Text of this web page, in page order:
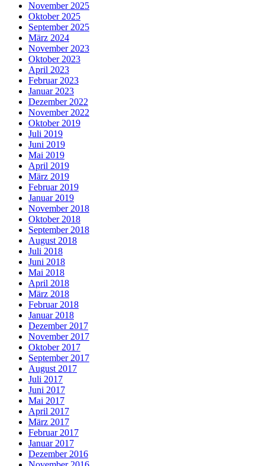
November 2025
Oktober 2025
September 2025
März 2024
November 2023
Oktober 2023
April 2023
Februar 2023
Januar 2023
Dezember 2022
November 2022
Oktober 2019
Juli 2019
Juni 2019
Mai 2019
April 2019
März 2019
Februar 2019
Januar 2019
November 2018
Oktober 2018
September 2018
August 2018
Juli 2018
Juni 2018
Mai 2018
April 2018
März 2018
Februar 2018
Januar 2018
Dezember 2017
November 2017
Oktober 2017
September 2017
August 2017
Juli 2017
Juni 2017
Mai 2017
April 2017
März 2017
Februar 2017
Januar 2017
Dezember 2016